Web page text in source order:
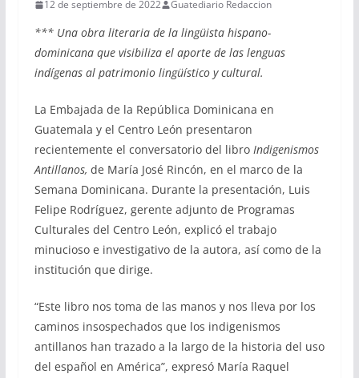
12 de septiembre de 2022 Guatediario Redaccion
*** Una obra literaria de la lingüista hispano-
dominicana que visibiliza el aporte de las lenguas
indígenas al patrimonio lingüístico y cultural.
La Embajada de la República Dominicana en
Guatemala y el Centro León presentaron
recientemente el conversatorio del libro Indigenismos
Antillanos, de María José Rincón, en el marco de la
Semana Dominicana. Durante la presentación, Luis
Felipe Rodríguez, gerente adjunto de Programas
Culturales del Centro León, explicó el trabajo
minucioso e investigativo de la autora, así como de la
institución que dirige.
“Este libro nos toma de las manos y nos lleva por los
caminos insospechados que los indigenismos
antillanos han trazado a la largo de la historia del uso
del español en América”, expresó María Raquel